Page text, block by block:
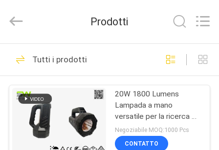
CASA.
PRODOTTI
VIDEO
International
Trade
All
Reserved.
luce principale
ricaricabile del
lavoro
110
Prodotti
Tutti i prodotti
20W 1800 Lumens
Lampada a mano
versatile per la ricerca di
torce
Negoziabile MOQ:1000 Pcs
CONTATTO